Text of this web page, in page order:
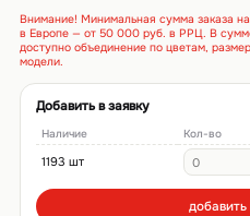
Внимание! Минимальная сумма заказа
в Европе — от 50 000 руб. в РРЦ. В
доступно объединение по цветам,
модели.
Добавить в заявку
Наличие Кол-во
1193 шт
добавить